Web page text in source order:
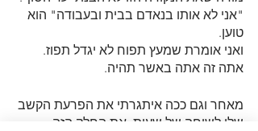
"אני לא אותו בנאדם בבית ובעבודה" הוא
טוען.
ואני אומרת שמעץ תפוח לא יגדל תפוז.
אתה זה אתה באשר תהיה.
מאחר וגם ככה איתגרתי את הפרעת הקשב
שלו לשיחה של שעות, את החלק הזה